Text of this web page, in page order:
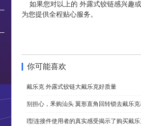
如果您对以上的 外露式铰链感兴趣
为您提供全程贴心服务。
你可能喜欢
戴乐克 外露式铰链大戴乐克好质量
别担心，釆购汕头 翼形直角回转锁去戴乐
l型连接件使用者的真实感受揭示了购买戴